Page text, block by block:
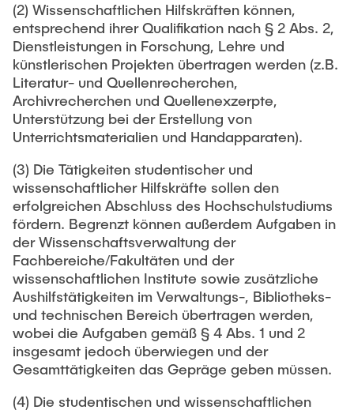
(2) Wissenschaftlichen Hilfskräften können,
entsprechend ihrer Qualifikation nach § 2 Abs. 2,
Dienstleistungen in Forschung, Lehre und
künstlerischen Projekten übertragen werden (z.B.
Literatur- und Quellenrecherchen,
Archivrecherchen und Quellenexzerpte,
Unterstützung bei der Erstellung von
Unterrichtsmaterialien und Handapparaten).
(3) Die Tätigkeiten studentischer und
wissenschaftlicher Hilfskräfte sollen den
erfolgreichen Abschluss des Hochschulstudiums
fördern. Begrenzt können außerdem Aufgaben in
der Wissenschaftsverwaltung der
Fachbereiche/Fakultäten und der
wissenschaftlichen Institute sowie zusätzliche
Aushilfstätigkeiten im Verwaltungs-, Bibliotheks-
und technischen Bereich übertragen werden,
wobei die Aufgaben gemäß § 4 Abs. 1 und 2
insgesamt jedoch überwiegen und der
Gesamttätigkeiten das Gepräge geben müssen.
(4) Die studentischen und wissenschaftlichen